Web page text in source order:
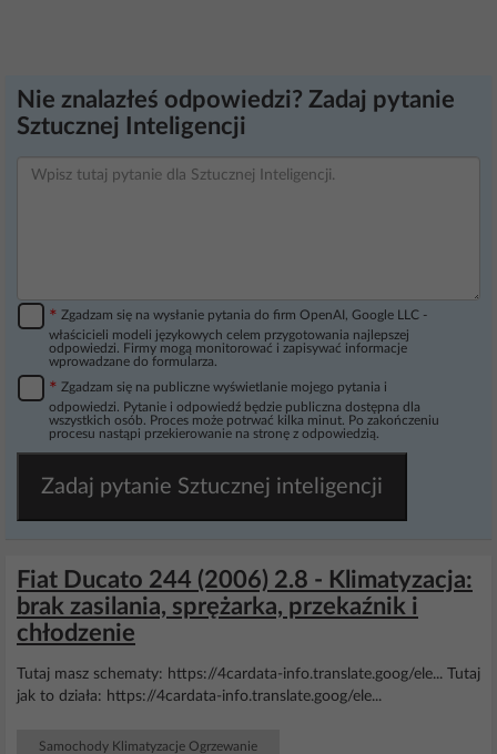
Nie znalazłeś odpowiedzi? Zadaj pytanie
Sztucznej Inteligencji
* Zgadzam się na wysłanie pytania do firm OpenAI, Google LLC -
właścicieli modeli językowych celem przygotowania najlepszej
odpowiedzi. Firmy mogą monitorować i zapisywać informacje
wprowadzane do formularza.
* Zgadzam się na publiczne wyświetlanie mojego pytania i
odpowiedzi. Pytanie i odpowiedź będzie publiczna dostępna dla
wszystkich osób. Proces może potrwać kilka minut. Po zakończeniu
procesu nastąpi przekierowanie na stronę z odpowiedzią.
Zadaj pytanie Sztucznej inteligencji
Fiat Ducato 244 (2006) 2.8 - Klimatyzacja:
brak zasilania, sprężarka, przekaźnik i
chłodzenie
Tutaj masz schematy: https://4cardata-info.translate.goog/ele... Tutaj
jak to działa: https://4cardata-info.translate.goog/ele...
Samochody Klimatyzacje Ogrzewanie